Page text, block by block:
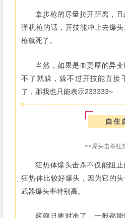
拿步枪的尽量拉开距离，
弹机枪的话，开技能冲上去爆
枪就死了。
当然，如果是血更厚的异
不了就躲，躲不过开技能直接
了，那我也只能表示233333~
自生
<<爆头击杀狂
狂热体爆头击杀不仅能阻
狂热体比较好爆头，因为它的
武器爆头率特别高。
霰弹只要对准了，一般都